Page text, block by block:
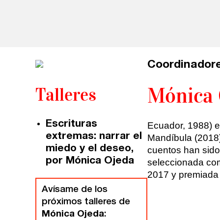
Murcia
Málaga
Zaragoza
Santander
El taller de escritura creativa
Cursos
Curso integral de narrativa
Máster de creación poética
Quiénes somos
Mónica
Ecuador, 1988)
Mandíbula
cuentos han
seleccionada
2017 y
Talleres
Escrituras
extremas: narrar el
miedo y el deseo,
por Mónica Ojeda
Avísame de los
próximos talleres de
Mónica Ojeda: